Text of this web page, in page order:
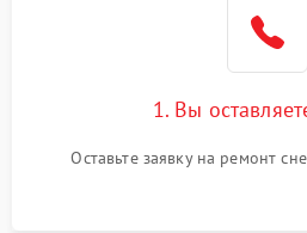
1. Вы
Оставьте заявку на ремонт